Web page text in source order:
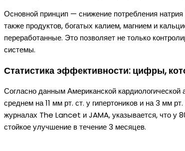
Основной принцип — снижение потребления
также продуктов, богатых калием, магнием и
переработанные. Это позволяет не только
системы.
Статистика эффективности: цифры,
Согласно данным Американской
среднем на 11 мм рт. ст. у гипертоников и на 3 мм
журналах The Lancet и JAMA, указывается, что у
стойкое улучшение в течение 3 месяцев.